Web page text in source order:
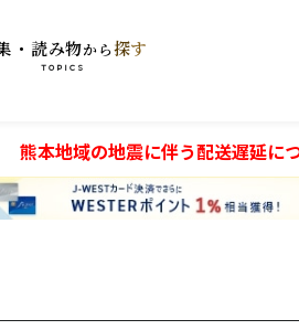
・読み物から 探す
TOPICS
熊本地域の地震に伴う配送遅延に